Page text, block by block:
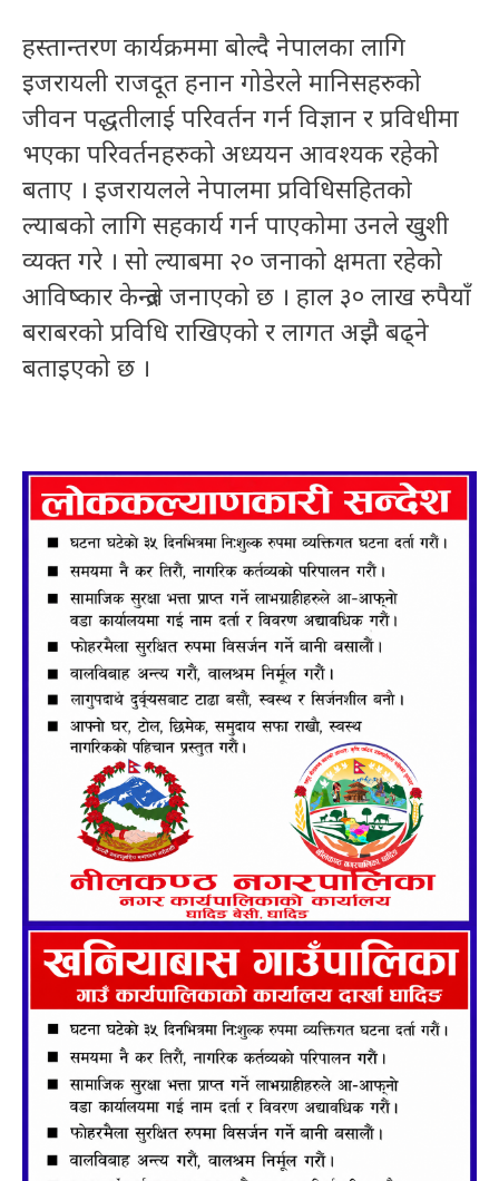
हस्तान्तरण कार्यक्रममा बोल्दै नेपालका लागि
इजरायली राजदूत हनान गोडेरले मानिसहरुको
जीवन पद्धतीलाई परिवर्तन गर्न विज्ञान र प्रविधीमा
भएका परिवर्तनहरुको अध्ययन आवश्यक रहेको
बताए । इजरायलले नेपालमा प्रविधिसहितको
ल्याबको लागि सहकार्य गर्न पाएकोमा उनले खुशी
व्यक्त गरे । सो ल्याबमा २० जनाको क्षमता रहेको
आविष्कार केन्द्रले जनाएको छ । हाल ३० लाख रुपैयाँ
बराबरको प्रविधि राखिएको र लागत अझै बढ्ने
बताइएको छ ।